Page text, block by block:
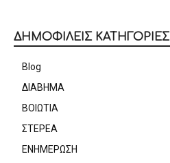
ΔΗΜΟΦΙΛΕΙΣ ΚΑΤΗΓΟΡΙΕΣ
Blog
ΔΙΑΒΗΜΑ
ΒΟΙΩΤΙΑ
ΣΤΕΡΕΑ
ΕΝΗΜΕΡΩΣΗ